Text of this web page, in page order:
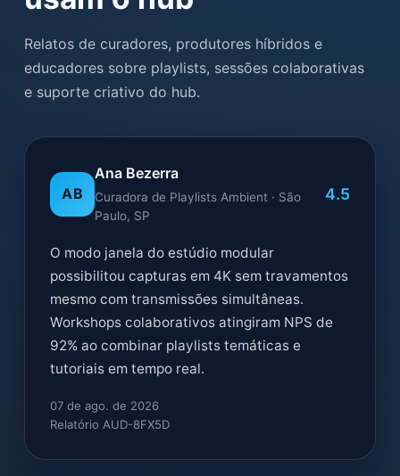
Relatos de curadores, produtores híbridos e
educadores sobre playlists, sessões colaborativas
e suporte criativo do hub.
AB
Ana Bezerra
Curadora de Playlists Ambient · São
Paulo, SP
4.5
O modo janela do estúdio modular
possibilitou capturas em 4K sem travamentos
mesmo com transmissões simultâneas.
Workshops colaborativos atingiram NPS de
92% ao combinar playlists temáticas e
tutoriais em tempo real.
07 de ago. de 2026
Relatório AUD-8FX5D